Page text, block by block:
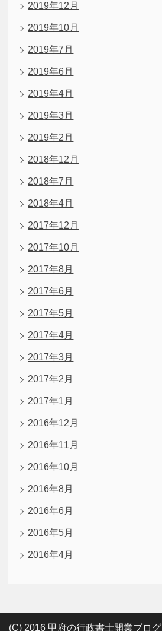
2019年12月
2019年10月
2019年7月
2019年6月
2019年4月
2019年3月
2019年2月
2018年12月
2018年7月
2018年4月
2017年12月
2017年10月
2017年8月
2017年6月
2017年5月
2017年4月
2017年3月
2017年2月
2017年1月
2016年12月
2016年11月
2016年10月
2016年8月
2016年6月
2016年5月
2016年4月
(C) 2016 甲府の行政書士開業ブログ